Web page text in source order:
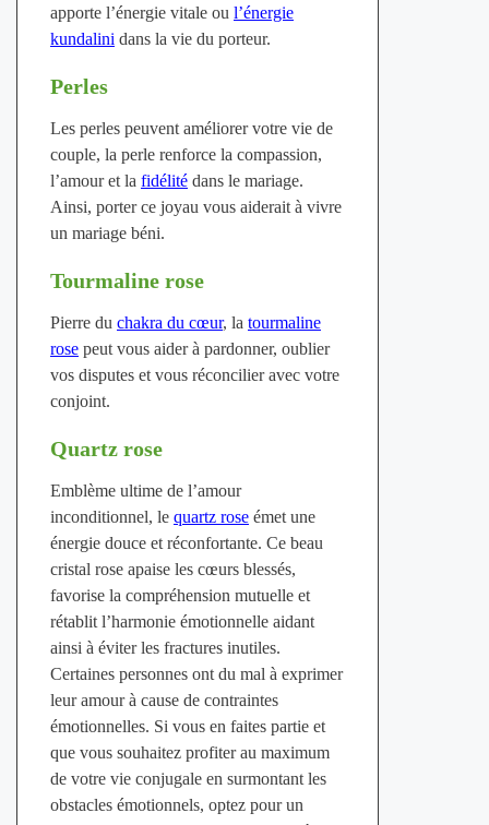
apporte l’énergie vitale ou l’énergie
kundalini dans la vie du porteur.
Perles
Les perles peuvent améliorer votre vie de
couple, la perle renforce la compassion,
l’amour et la fidélitédans le mariage.
Ainsi, porter ce joyau vous aiderait à vivre
un mariage béni.
Tourmaline rose
Pierre du chakra du cœur, la tourmaline
rosepeut vous aider à pardonner, oublier
vos disputes et vous réconcilier avec votre
conjoint.
Quartz rose
Emblème ultime de l’amour
inconditionnel, le quartz roseémet une
énergie douce et réconfortante. Ce beau
cristal rose apaise les cœurs blessés,
favorise la compréhension mutuelle et
rétablit l’harmonie émotionnelle aidant
ainsi à éviter les fractures inutiles.
Certaines personnes ont du mal à exprimer
leur amour à cause de contraintes
émotionnelles. Si vous en faites partie et
que vous souhaitez profiter au maximum
de votre vie conjugale en surmontant les
obstacles émotionnels, optez pour un